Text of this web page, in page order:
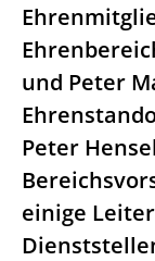
und Peter
Peter
einige